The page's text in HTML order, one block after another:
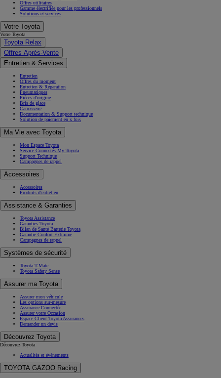
Offres utilitaires
Gamme électrifiée pour les professionnels
Solutions et services
Votre Toyota
Votre Toyota
Toyota Relax
Offres Après-Vente
Entretien & Services
Entretien
Offres du moment
Entretien & Réparation
Pneumatiques
Pièces d'origine
Bris de glace
Carrosserie
Documentation & Support technique
Solution de paiement en x fois
Ma Vie avec Toyota
Mon Espace Toyota
Service Connectés My Toyota
Support Technique
Campagnes de rappel
Accessoires
Accessoires
Produits d'entretien
Assistance & Garanties
Toyota Assistance
Garanties Toyota
Bilan de Santé Batterie Toyota
Garantie Confort Extracare
Campagnes de rappel
Systèmes de sécurité
Toyota T-Mate
Toyota Safety Sense
Assurer ma Toyota
Assurer mon véhicule
Les options sur-mesure
Assurance Connectée
Assurer votre Occasion
Espace Client Toyota Assurances
Demander un devis
Découvrez Toyota
Découvrez Toyota
Actualités et évènements
TOYOTA GAZOO Racing